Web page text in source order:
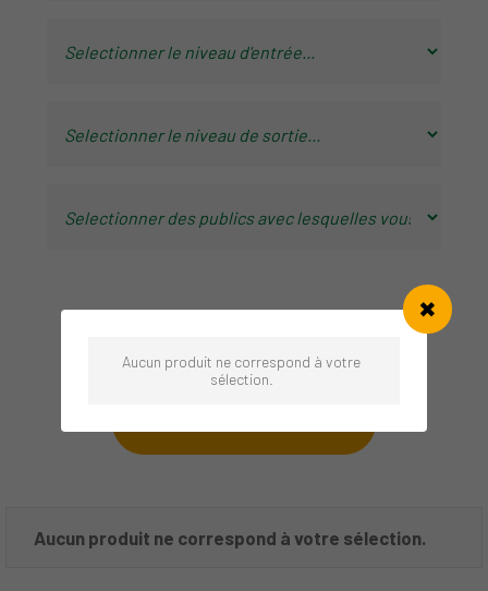
Aucun produit ne correspond à votre sélection.
Aucun produit ne correspond à votre
sélection.